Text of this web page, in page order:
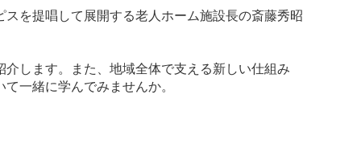
を提唱して展開する老人ホーム施設長の斎藤秀昭
します。また、地域全体で支える新しい仕組み
一緒に学んでみませんか。